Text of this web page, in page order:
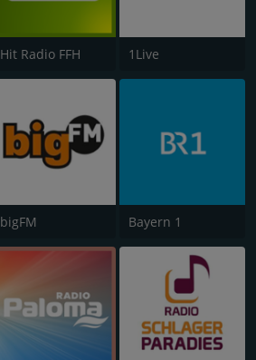
Hit Radio FFH 1Live
bigFM Bayern 1